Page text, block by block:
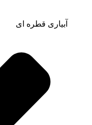
آبیاری قطره ای